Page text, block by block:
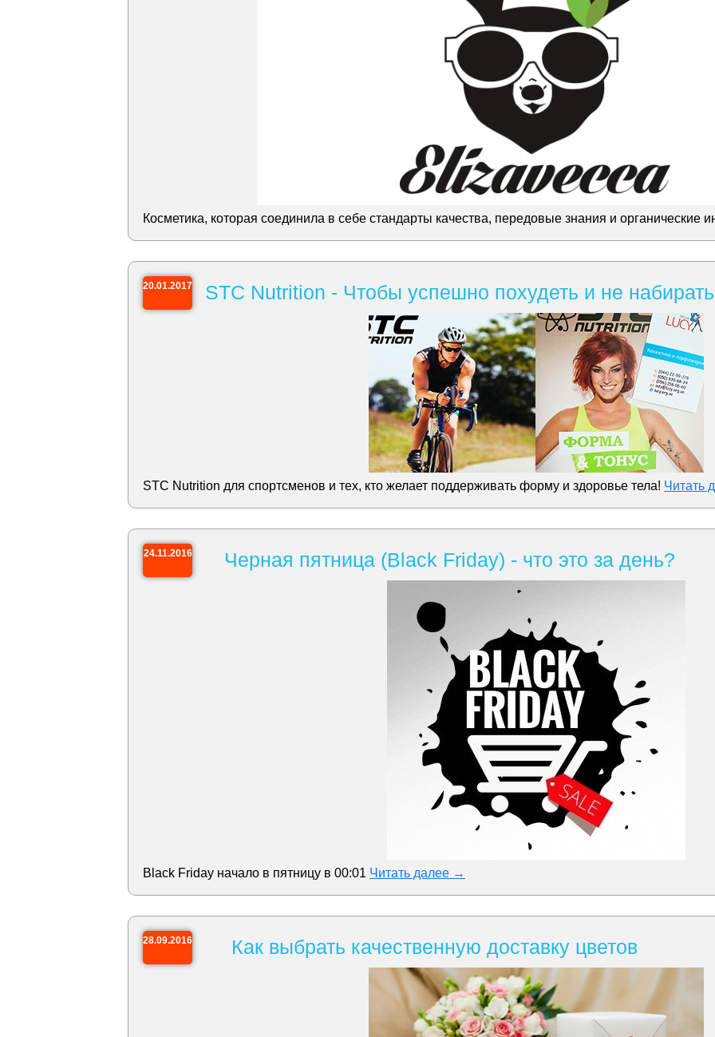
Косметика, которая соединила в себе стандарты качества, передовые знания и органические
20.01.2017 STC Nutrition - Чтобы успешно похудеть и не
STC Nutrition для спортсменов и тех, кто желает поддерживать форму и здоровье тела! Читать
24.11.2016 Черная пятница (Black Friday) - что это за день?
Black Friday начало в пятницу в 00:01 Читать далее →
28.09.2016 Как выбрать качественную доставку цветов